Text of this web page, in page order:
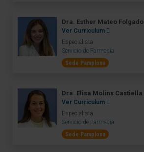
Dra. Esther Mateo Folgado
Ver Curriculum
Especialista
Servicio de Farmacia
Sede Pamplona
Dra. Elisa Molins Castiella
Ver Curriculum
Especialista
Servicio de Farmacia
Sede Pamplona